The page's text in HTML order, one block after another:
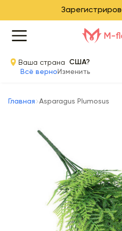
Ваша страна
США?
Всё верно Изменить
Главная Asparagus Plumosus